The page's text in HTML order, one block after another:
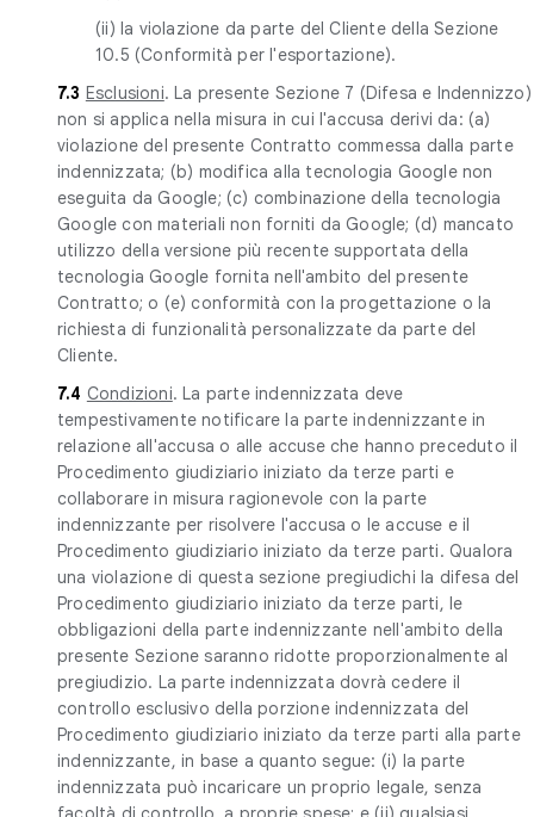
(ii) la violazione da parte del Cliente della Sezione
10.5 (Conformità per l'esportazione).
7.3 Esclusioni. La presente Sezione 7 (Difesa e Indennizzo)
non si applica nella misura in cui l'accusa derivi da: (a)
violazione del presente Contratto commessa dalla parte
indennizzata; (b) modifica alla tecnologia Google non
eseguita da Google; (c) combinazione della tecnologia
Google con materiali non forniti da Google; (d) mancato
utilizzo della versione più recente supportata della
tecnologia Google fornita nell'ambito del presente
Contratto; o (e) conformità con la progettazione o la
richiesta di funzionalità personalizzate da parte del
Cliente.
7.4 Condizioni. La parte indennizzata deve
tempestivamente notificare la parte indennizzante in
relazione all'accusa o alle accuse che hanno preceduto il
Procedimento giudiziario iniziato da terze parti e
collaborare in misura ragionevole con la parte
indennizzante per risolvere l'accusa o le accuse e il
Procedimento giudiziario iniziato da terze parti. Qualora
una violazione di questa sezione pregiudichi la difesa del
Procedimento giudiziario iniziato da terze parti, le
obbligazioni della parte indennizzante nell'ambito della
presente Sezione saranno ridotte proporzionalmente al
pregiudizio. La parte indennizzata dovrà cedere il
controllo esclusivo della porzione indennizzata del
Procedimento giudiziario iniziato da terze parti alla parte
indennizzante, in base a quanto segue: (i) la parte
indennizzata può incaricare un proprio legale, senza